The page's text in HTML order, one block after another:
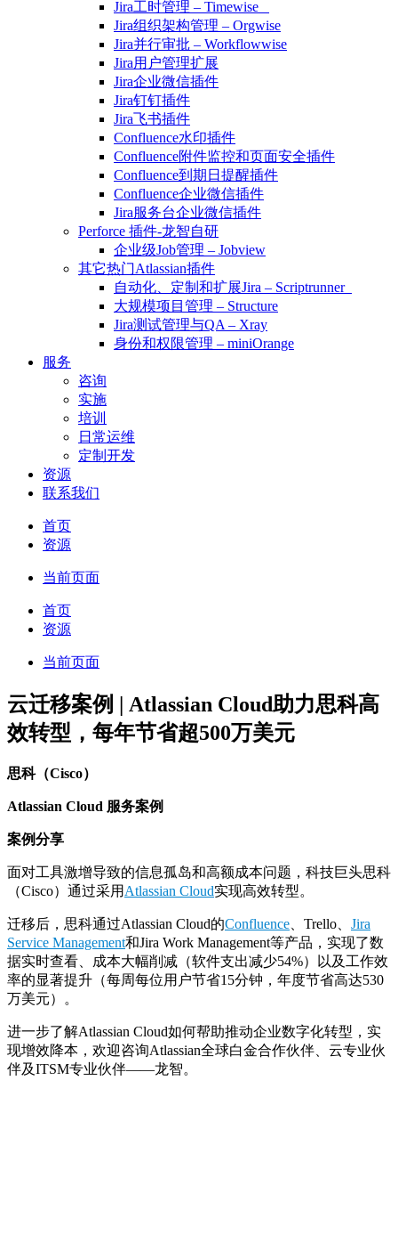
Jira工时管理 – Timewise
Jira组织架构管理 – Orgwise
Jira并行审批 – Workflowwise
Jira用户管理扩展
Jira企业微信插件
Jira钉钉插件
Jira飞书插件
Confluence水印插件
Confluence附件监控和页面安全插件
Confluence到期日提醒插件
Confluence企业微信插件
Jira服务台企业微信插件
Perforce 插件-龙智自研
企业级Job管理 – Jobview
其它热门Atlassian插件
自动化、定制和扩展Jira – Scriptrunner
大规模项目管理 – Structure
Jira测试管理与QA – Xray
身份和权限管理 – miniOrange
服务
咨询
实施
培训
日常运维
定制开发
资源
联系我们
首页
资源
当前页面
首页
资源
当前页面
云迁移案例 | Atlassian Cloud助力思科高
效转型，每年节省超500万美元
思科（Cisco）
Atlassian Cloud 服务案例
案例分享
面对工具激增导致的信息孤岛和高额成本问题，科技巨头思科
（Cisco）通过采用 Atlassian Cloud实现高效转型。
迁移后，思科通过Atlassian Cloud的Confluence 、Trello、 Jira
Service Management和Jira Work Management等产品，实现了数
据实时查看、成本大幅削减（软件支出减少54%）以及工作效
率的显著提升（每周每位用户节省15分钟，年度节省高达530
万美元）。
进一步了解Atlassian Cloud如何帮助推动企业数字化转型，实
现增效降本，欢迎咨询Atlassian全球白金合作伙伴、云专业伙
伴及ITSM专业伙伴——龙智。